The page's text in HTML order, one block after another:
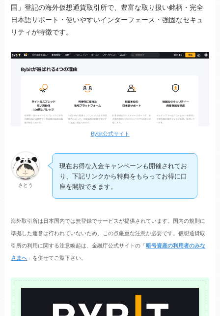
国」登記の海外仮想通貨取引所で、豊富な取り扱い銘柄・完全
日本語サポート・使いやすいインターフェース・強固なセキュ
リティが特徴です。
Bybit公式サイト
さとう
現在お得な入金キャンペーンも開催されてお
り、下記リンクから特典をもらってお得に口
座を開設できます。
海外取引所は日本国内では無登録でサービスが提供されています。国内の規則に
準拠した運営は行われていないため、この点厳重な注意が必要です。仮想通貨取
引所の利用に関する注意喚起は、金融庁公式サイトの「暗号資産の利用者のみな
さまへ」を併せてご覧下さい。